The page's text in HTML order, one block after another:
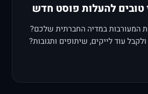
טובים להעלות פוסט חדש
המעורבות במדיה החברתית שלכם?
עוד לייקים, שיתופים ותגובות?